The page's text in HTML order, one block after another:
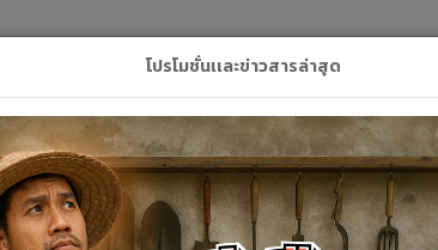
สินค้า คูปอง บริการของเรา
โปรโมชั่นเเละข่าวสารล่าสุด